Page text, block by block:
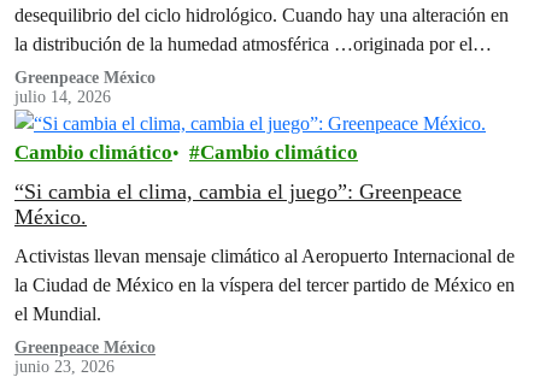
desequilibrio del ciclo hidrológico. Cuando hay una alteración en
la distribución de la humedad atmosférica …originada por el
cambio climático originado por las actividades humanas.
Greenpeace México
julio 14, 2026
Cambio climático Cambio climático
“Si cambia el clima, cambia el juego”: Greenpeace
México.
Activistas llevan mensaje climático al Aeropuerto Internacional de
la Ciudad de México en la víspera del tercer partido de México en
el Mundial.
Greenpeace México
junio 23, 2026